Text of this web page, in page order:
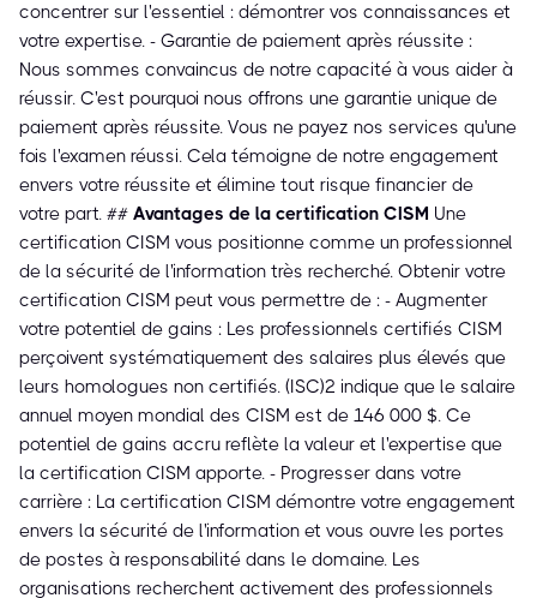
concentrer sur l'essentiel : démontrer vos connaissances et
votre expertise. - Garantie de paiement après réussite :
Nous sommes convaincus de notre capacité à vous aider à
réussir. C'est pourquoi nous offrons une garantie unique de
paiement après réussite. Vous ne payez nos services qu'une
fois l'examen réussi. Cela témoigne de notre engagement
envers votre réussite et élimine tout risque financier de
votre part. ## Avantages de la certification CISM Une
certification CISM vous positionne comme un professionnel
de la sécurité de l'information très recherché. Obtenir votre
certification CISM peut vous permettre de : - Augmenter
votre potentiel de gains : Les professionnels certifiés CISM
perçoivent systématiquement des salaires plus élevés que
leurs homologues non certifiés. (ISC)² indique que le salaire
annuel moyen mondial des CISM est de 146 000 $. Ce
potentiel de gains accru reflète la valeur et l'expertise que
la certification CISM apporte. - Progresser dans votre
carrière : La certification CISM démontre votre engagement
envers la sécurité de l'information et vous ouvre les portes
de postes à responsabilité dans le domaine. Les
organisations recherchent activement des professionnels